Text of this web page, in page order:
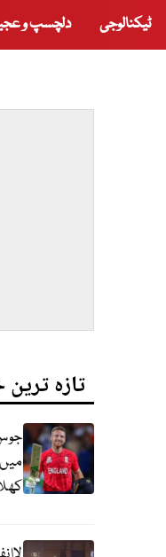
ٹیکنالوجی دلچسپ و
تازہ